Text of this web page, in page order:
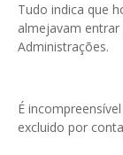
Tudo indica que
almejavam
Administrações.
É
excluido por